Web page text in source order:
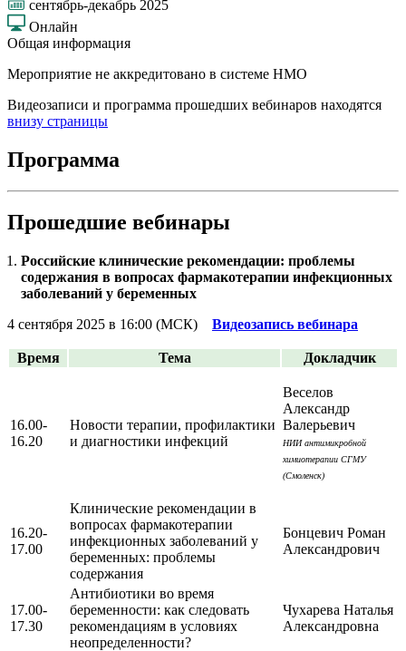
сентябрь-декабрь 2025
Онлайн
Общая информация
Мероприятие не аккредитовано в системе НМО
Видеозаписи и программа прошедших вебинаров находятся
внизу страницы
Программа
Прошедшие вебинары
Российские клинические рекомендации: проблемы
содержания в вопросах фармакотерапии инфекционных
заболеваний у беременных
4 сентября 2025 в 16:00 (МСК) Видеозапись вебинара
Время Тема Докладчик
16.00-
16.20
Новости терапии, профилактики
и диагностики инфекций
Веселов
Александр
Валерьевич
НИИ антимикробной
химиотерапии СГМУ
(Смоленск)
16.20-
17.00
Клинические рекомендации в
вопросах фармакотерапии
инфекционных заболеваний у
беременных: проблемы
содержания
Бонцевич Роман
Александрович
17.00-
17.30
Антибиотики во время
беременности: как следовать
рекомендациям в условиях
неопределенности?
Чухарева Наталья
Александровна